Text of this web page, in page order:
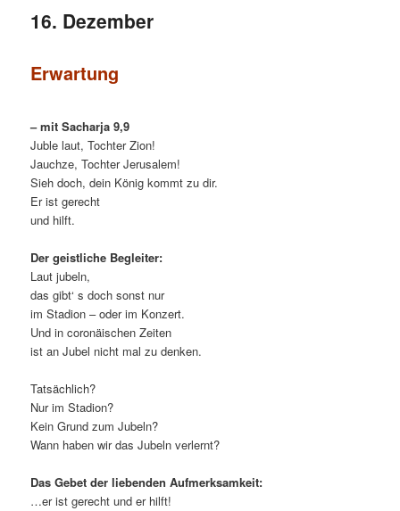
16. Dezember
Erwartung
– mit Sacharja 9,9
Juble laut, Tochter Zion!
Jauchze, Tochter Jerusalem!
Sieh doch, dein König kommt zu dir.
Er ist gerecht
und hilft.
Der geistliche Begleiter:
Laut jubeln,
das gibt‘ s doch sonst nur
im Stadion – oder im Konzert.
Und in coronäischen Zeiten
ist an Jubel nicht mal zu denken.
Tatsächlich?
Nur im Stadion?
Kein Grund zum Jubeln?
Wann haben wir das Jubeln verlernt?
Das Gebet der liebenden Aufmerksamkeit:
…er ist gerecht und er hilft!